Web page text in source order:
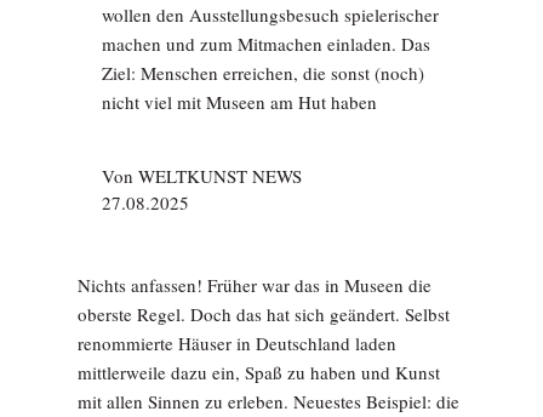
wollen den Ausstellungsbesuch spielerischer
machen und zum Mitmachen einladen. Das
Ziel: Menschen erreichen, die sonst (noch)
nicht viel mit Museen am Hut haben
Von WELTKUNST NEWS
27.08.2025
Nichts anfassen! Früher war das in Museen die
oberste Regel. Doch das hat sich geändert. Selbst
renommierte Häuser in Deutschland laden
mittlerweile dazu ein, Spaß zu haben und Kunst
mit allen Sinnen zu erleben. Neuestes Beispiel: die